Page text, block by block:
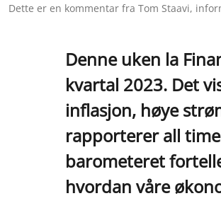
Dette er en kommentar fra Tom Staavi,
Denne uken la
kvartal 2023. Det
inflasjon, høye
rapporterer all
barometeret
hvordan våre